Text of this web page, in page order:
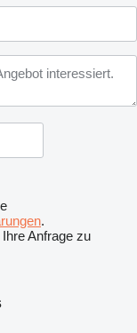
.
Anfrage zu